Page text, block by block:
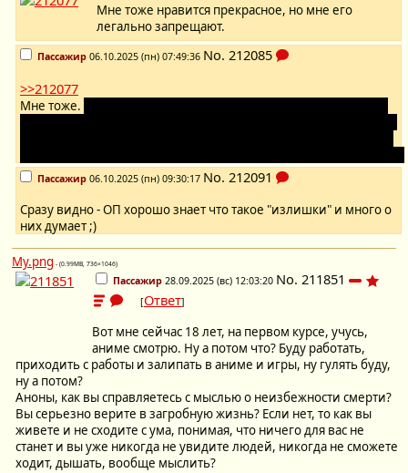
Мне тоже нравится прекрасное, но мне его
легально запрещают.
Пассажир 06.10.2025 (пн) 07:49:36 No. 212085
>>212077
Мне тоже.
Пассажир 06.10.2025 (пн) 09:30:17 No. 212091
Сразу видно - ОП хорошо знает что такое "излишки" и много о
них думает ;)
My.png - (0.99MB, 736×1046)
Пассажир 28.09.2025 (вс) 12:03:20 No. 211851
[Ответ]
Вот мне сейчас 18 лет, на первом курсе, учусь,
аниме смотрю. Ну а потом что? Буду работать,
приходить с работы и залипать в аниме и игры, ну гулять буду,
ну а потом?
Аноны, как вы справляетесь с мыслью о неизбежности смерти?
Вы серьезно верите в загробную жизнь? Если нет, то как вы
живете и не сходите с ума, понимая, что ничего для вас не
станет и вы уже никогда не увидите людей, никогда не сможете
ходит, дышать, вообще мыслить?